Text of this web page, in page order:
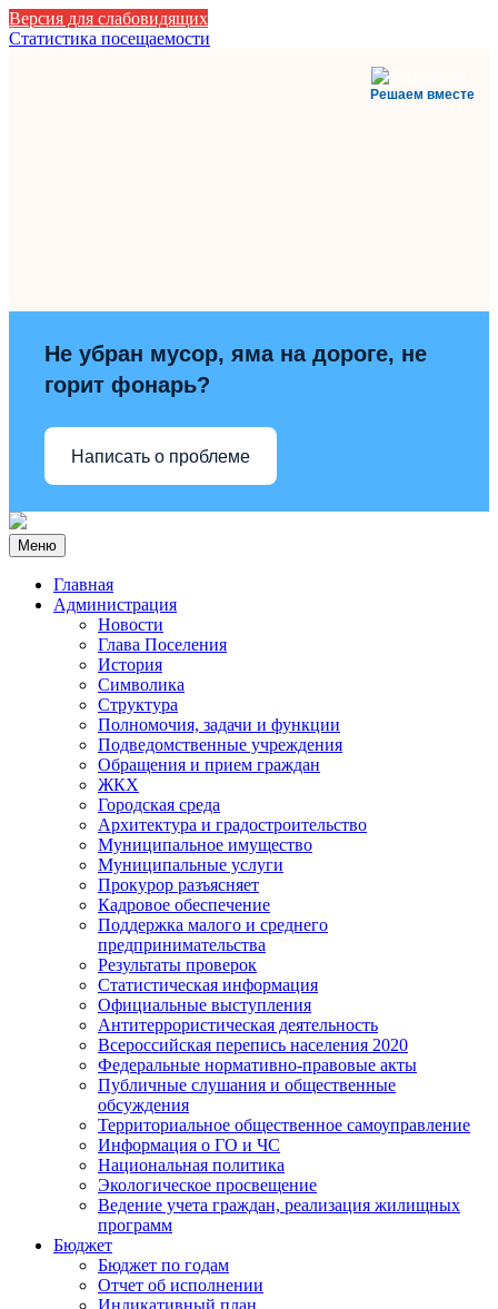
Версия для слабовидящих
Статистика посещаемости
Решаем вместе
Не убран мусор, яма на дороге, не
горит фонарь?
Написать о проблеме
Меню
Главная
Администрация
Новости
Глава Поселения
История
Символика
Структура
Полномочия, задачи и функции
Подведомственные учреждения
Обращения и прием граждан
ЖКХ
Городская среда
Архитектура и градостроительство
Муниципальное имущество
Муниципальные услуги
Прокурор разъясняет
Кадровое обеспечение
Поддержка малого и среднего
предпринимательства
Результаты проверок
Статистическая информация
Официальные выступления
Антитеррористическая деятельность
Всероссийская перепись населения 2020
Федеральные нормативно-правовые акты
Публичные слушания и общественные
обсуждения
Территориальное общественное самоуправление
Информация о ГО и ЧС
Национальная политика
Экологическое просвещение
Ведение учета граждан, реализация жилищных
программ
Бюджет
Бюджет по годам
Отчет об исполнении
Индикативный план